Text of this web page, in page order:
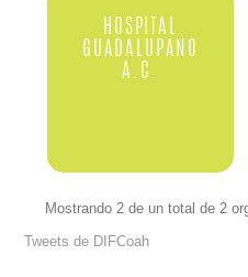
HOSPITAL
GUADALUPANO
A.C.
Mostrando 2 de un total de 2
Tweets de DIFCoah